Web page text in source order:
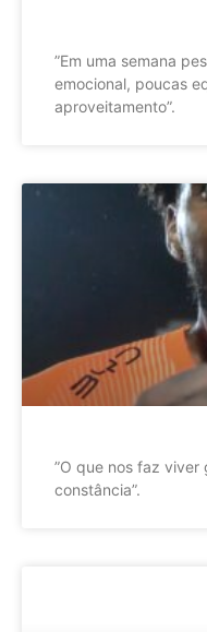
”Em uma semana
emocional, poucas
aproveitamento”.
”O que nos faz viver
constância”.